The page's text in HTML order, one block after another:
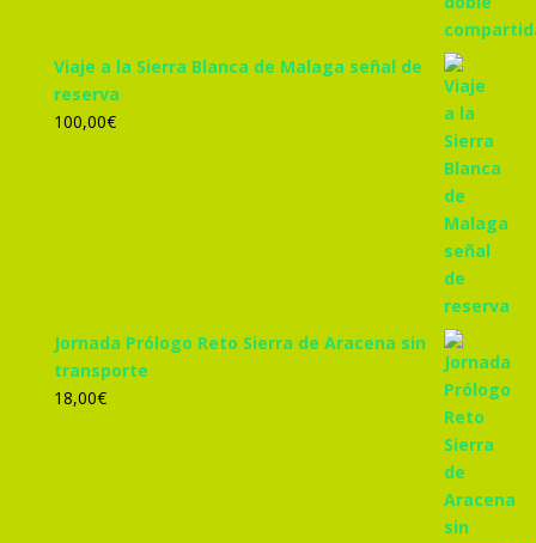
Viaje a la Sierra Blanca de Malaga señal de
reserva
100,00€
Jornada Prólogo Reto Sierra de Aracena sin
transporte
18,00€